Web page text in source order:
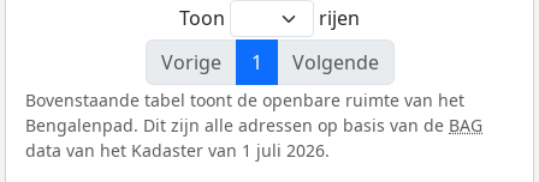
Toon
rijen
Vorige
1 Volgende
Bovenstaande tabel toont de openbare ruimte van het
Bengalenpad. Dit zijn alle adressen op basis van de BAG
data van het Kadaster van 1 juli 2026.